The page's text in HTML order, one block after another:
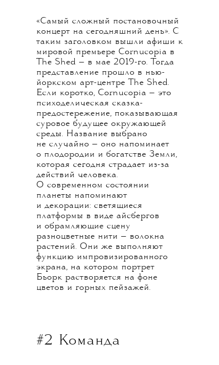
«Самый сложный постановочный
концерт на сегодняшний день». С
таким заголовком вышли афиши к
мировой премьере Cornucopia в
The Shed — в мае 2019-го. Тогда
представление прошло в нью-
йоркском арт-центре The Shed.
Если коротко, Cornucopia — это
психоделическая сказка-
предостережение, показывающая
суровое будущее окружающей
среды. Название выбрано
не случайно — оно напоминает
о плодородии и богатстве Земли,
которая сегодня страдает из-за
действий человека.
О современном состоянии
планеты напоминают
и декорации: светящиеся
платформы в виде айсбергов
и обрамляющие сцену
разноцветные нити — волокна
растений. Они же выполняют
функцию импровизированного
экрана, на котором портрет
Бьорк растворяется на фоне
цветов и горных пейзажей.
#2 Команда